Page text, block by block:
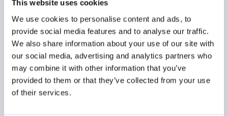
This website uses cookies
We use cookies to personalise content and ads, to
provide social media features and to analyse our traffic.
We also share information about your use of our site with
our social media, advertising and analytics partners who
may combine it with other information that you’ve
provided to them or that they’ve collected from your use
of their services.
non si annoierà facilmente.
100% nylon vergine;
Durevole;
I denti diventano più forti e più sani;
Protegge i denti dalle infezioni e dalla perdita
dei denti;
Ampiamente testato da diversi cani.